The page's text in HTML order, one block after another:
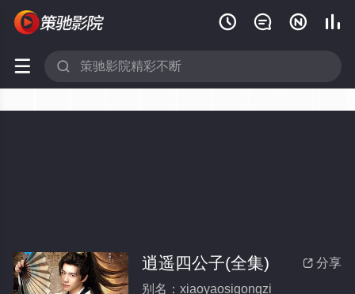
   
 
 分享
逍遥四公子(全集)
别名：xiaoyaosigongzi